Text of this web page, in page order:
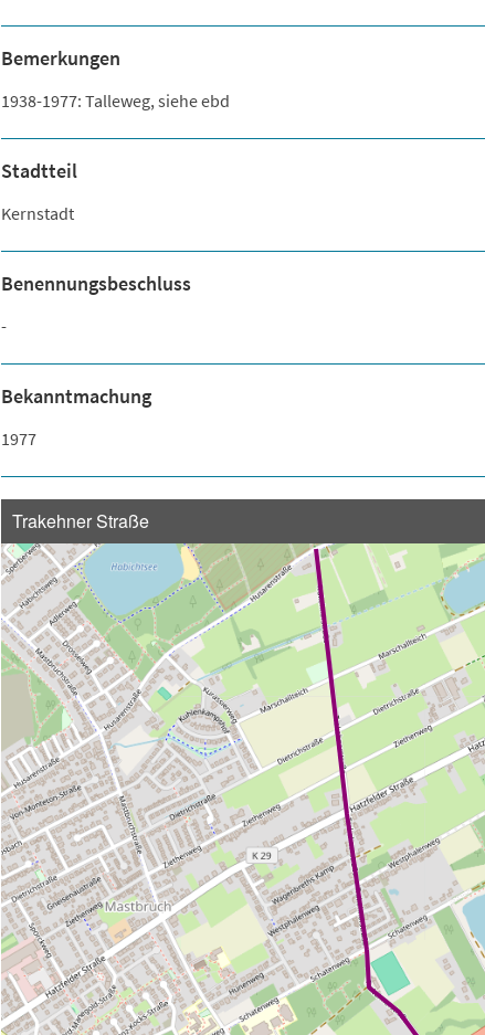
Bemerkungen
1938-1977: Talleweg, siehe ebd
Stadtteil
Kernstadt
Benennungsbeschluss
-
Bekanntmachung
1977
Trakehner Straße